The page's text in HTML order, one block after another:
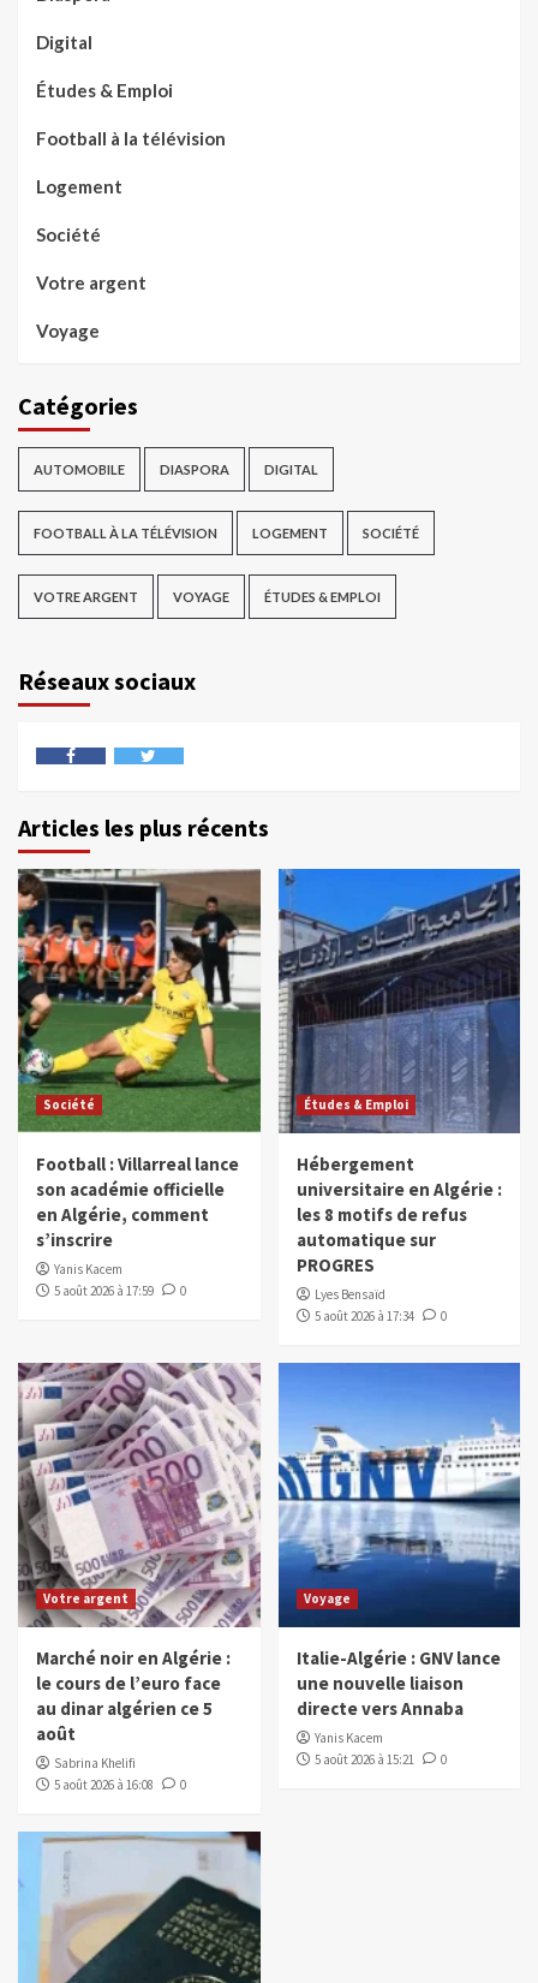
Digital
Études & Emploi
Football à la télévision
Logement
Société
Votre argent
Voyage
Catégories
AUTOMOBILE DIASPORA DIGITAL
FOOTBALL À LA TÉLÉVISION LOGEMENT SOCIÉTÉ
VOTRE ARGENT VOYAGE ÉTUDES & EMPLOI
Réseaux sociaux
Articles les plus récents
Société
Football : Villarreal lance
son académie officielle
en Algérie, comment
s’inscrire
Yanis Kacem
5 août 2026 à 17:59
0
Études & Emploi
Hébergement
universitaire en Algérie :
les 8 motifs de refus
automatique sur
PROGRES
Lyes Bensaïd
5 août 2026 à 17:34
0
Votre argent
Marché noir en Algérie :
le cours de l’euro face
au dinar algérien ce 5
août
Sabrina Khelifi
5 août 2026 à 16:08
0
Voyage
Italie-Algérie : GNV lance
une nouvelle liaison
directe vers Annaba
Yanis Kacem
5 août 2026 à 15:21
0